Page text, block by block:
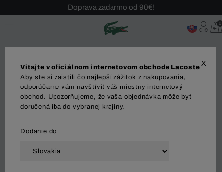
Sezónny výpredaj až -40 %!
Bezplatné vrátenie!
0
Bundy a kabáty
X
Vitajte v oficiálnom internetovom obchode Lacoste
Aby ste si zaistili čo najlepší zážitok z nakupovania,
odporúčame vám navštíviť váš miestny internetový
obchod. Upozorňujeme, že vaša objednávka môže byť
doručená iba do vybranej krajiny.
Dodanie do